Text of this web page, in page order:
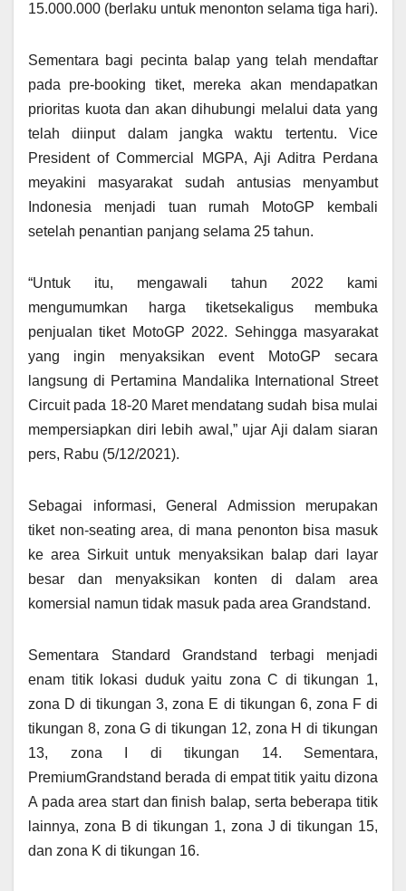
15.000.000 (berlaku untuk menonton selama tiga hari).
Sementara bagi pecinta balap yang telah mendaftar
pada pre-booking tiket, mereka akan mendapatkan
prioritas kuota dan akan dihubungi melalui data yang
telah diinput dalam jangka waktu tertentu. Vice
President of Commercial MGPA, Aji Aditra Perdana
meyakini masyarakat sudah antusias menyambut
Indonesia menjadi tuan rumah MotoGP kembali
setelah penantian panjang selama 25 tahun.
“Untuk itu, mengawali tahun 2022 kami
mengumumkan harga tiketsekaligus membuka
penjualan tiket MotoGP 2022. Sehingga masyarakat
yang ingin menyaksikan event MotoGP secara
langsung di Pertamina Mandalika International Street
Circuit pada 18-20 Maret mendatang sudah bisa mulai
mempersiapkan diri lebih awal,” ujar Aji dalam siaran
pers, Rabu (5/12/2021).
Sebagai informasi, General Admission merupakan
tiket non-seating area, di mana penonton bisa masuk
ke area Sirkuit untuk menyaksikan balap dari layar
besar dan menyaksikan konten di dalam area
komersial namun tidak masuk pada area Grandstand.
Sementara Standard Grandstand terbagi menjadi
enam titik lokasi duduk yaitu zona C di tikungan 1,
zona D di tikungan 3, zona E di tikungan 6, zona F di
tikungan 8, zona G di tikungan 12, zona H di tikungan
13, zona I di tikungan 14. Sementara,
PremiumGrandstand berada di empat titik yaitu dizona
A pada area start dan finish balap, serta beberapa titik
lainnya, zona B di tikungan 1, zona J di tikungan 15,
dan zona K di tikungan 16.